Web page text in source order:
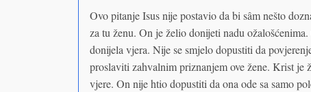
Ovo pitanje Isus nije postavio da bi sâm nešto
za tu ženu. On je želio donijeti nadu
donijela vjera. Nije se smjelo dopustiti da
proslaviti zahvalnim priznanjem ove žene. Krist
vjere. On nije htio dopustiti da ona ode sa samo